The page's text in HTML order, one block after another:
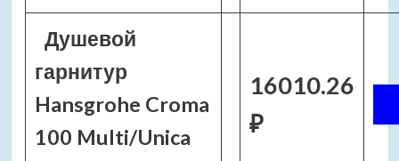
Душевой
гарнитур
Hansgrohe Croma
100 Multi/Unica
16010.26
₽